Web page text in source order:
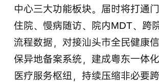
中心三大功能板块。届时将打通门
住院、慢病随访、院内MDT、跨
流程数据，对接汕头市全民健康
保异地备案系统，建成粤东一体
医疗服务枢纽，持续压缩非必要